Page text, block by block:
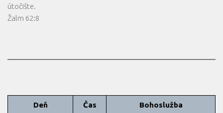
útočište.
Žalm 62:8
Deň Čas Bohoslužba